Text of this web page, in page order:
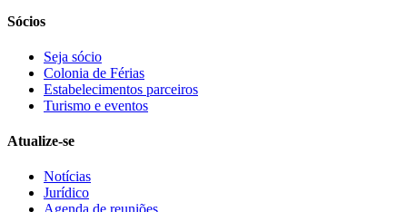
Sócios
Seja sócio
Colonia de Férias
Estabelecimentos parceiros
Turismo e eventos
Atualize-se
Notícias
Jurídico